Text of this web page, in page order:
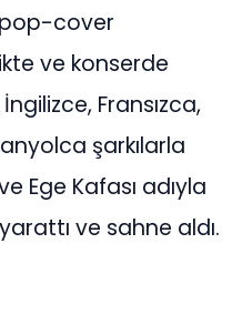
pop-cover
ve konserde
Fransızca,
şarkılarla
Ege Kafası adıyla
ve sahne aldı.